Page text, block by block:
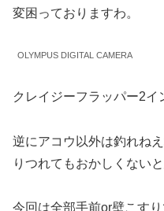
変困っておりますわ。
OLYMPUS DIGITAL CAMERA
クレイジーフラッパー2イ
逆にアコウ以外は釣れね
りつれてもおかしくない
今回は全部手前or壁こすり